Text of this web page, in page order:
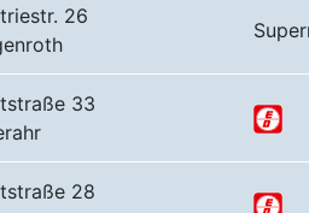
26
33
28